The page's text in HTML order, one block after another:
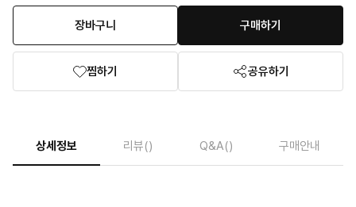
장바구니 구매하기
찜하기 공유하기
상세정보 리뷰() Q&A() 구매안내